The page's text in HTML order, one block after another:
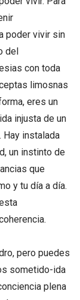
poder vivir sin
del
con toda
limosnas
eres un
injusta de un
Hay instalada
un instinto de
que
y tu día a día.
pero puedes
sometido-ida
plena